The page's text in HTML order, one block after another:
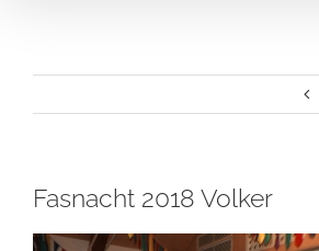
Fasnacht 2018 Volker